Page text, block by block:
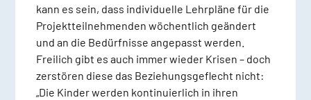
kann es sein, dass individuelle Lehrpläne für die
Projektteilnehmenden wöchentlich geändert
und an die Bedürfnisse angepasst werden.
Freilich gibt es auch immer wieder Krisen – doch
zerstören diese das Beziehungsgeflecht nicht:
„Die Kinder werden kontinuierlich in ihren